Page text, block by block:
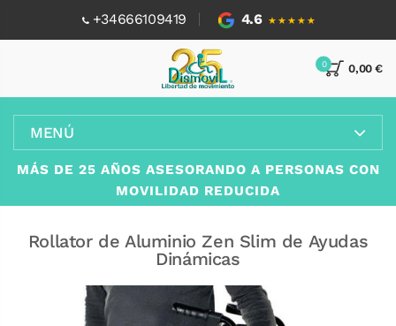
+34666109419 4.6 ★★★★★
0,00 €
0
MENÚ
MÁS DE 25 AÑOS ASESORANDO A PERSONAS CON
MOVILIDAD REDUCIDA
Rollator de Aluminio Zen Slim de Ayudas
Dinámicas